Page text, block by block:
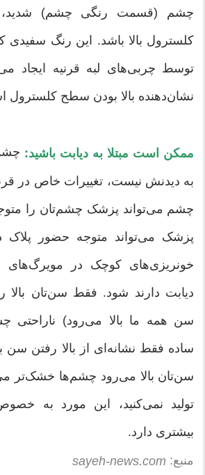
چشم (قسمت رنگی چشم) شدید،
کلسترول بالا باشد. این رنگ سفیدی
توسط چربی‌های لبه قرنیه ایجاد
نشان‌دهنده بالا بودن سطح کلسترول
ممکن است مبتلا به دیابت باشید:
به دیدنش نیست، تغییرات خاص در
چشم می‌تواند پزشک چشم‌تان را
پزشک می‌تواند متوجه حضور
خونریزی‌های کوچک در مویرگ‌های
دیابت دارند شود. فقط سن‌تان بالا
سن همه ما بالا می‌رود) ناراحتی
ساده فقط نشانه‌ای از بالا رفتن
سن‌تان بالا می‌رود چشم‌ها خشک‌تر
تولید نمی‌کنید، این مورد به خصوص
بیشتری دارد.
منبع: sayeh-news.com